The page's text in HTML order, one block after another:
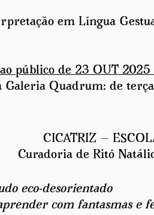
em Língua
público de 23 OUT 2025
Quadrum: de terça
CICATRIZ —
Curadoria de Ritó
eco-desorientado
com fantasmas e